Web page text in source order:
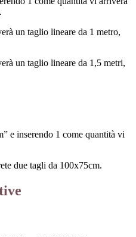
un taglio lineare da 1 metro,
un taglio lineare da 1,5 metri,
e inserendo 1 come quantità vi
due tagli da 100x75cm.